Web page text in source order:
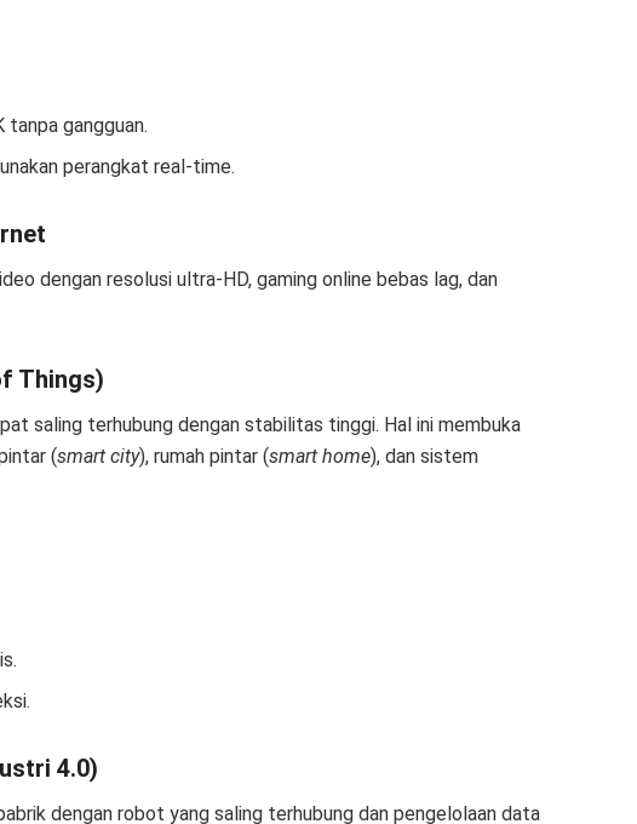
tanpa gangguan.
perangkat real-time.
dengan resolusi ultra-HD, gaming online bebas lag, dan
Things)
saling terhubung dengan stabilitas tinggi. Hal ini membuka
(smart city), rumah pintar (smart home), dan sistem
4.0)
dengan robot yang saling terhubung dan pengelolaan data